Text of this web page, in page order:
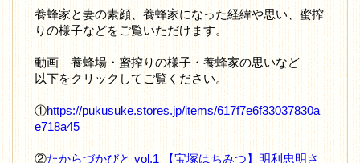
養蜂家と妻の素顔、養蜂家になった経緯や思い、蜜搾
りの様子などをご覧いただけます。
動画 養蜂場・蜜搾りの様子・養蜂家の思いなど
以下をクリックしてご覧ください。
①https://pukusuke.stores.jp/items/617f7e6f33037830a
e718a45
②たからづかびと vol.1 【宝塚はちみつ】明利忠明さ